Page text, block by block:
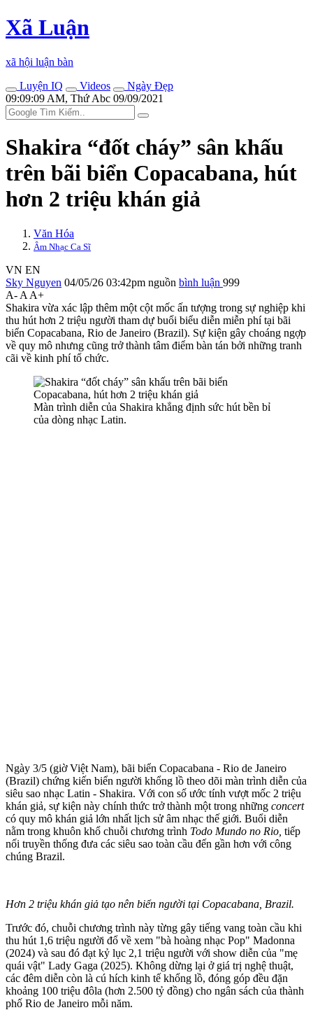
Xã Luận
xã hội luận bàn
Luyện IQ
Videos
Ngày Đẹp
09:09:09 AM, Thứ Abc 09/09/2021
Shakira “đốt cháy” sân khấu
trên bãi biển Copacabana, hút
hơn 2 triệu khán giả
Văn Hóa
Âm Nhạc Ca Sĩ
VN EN
Sky Nguyen 04/05/26 03:42pm nguồn bình luận 999
A- A A+
Shakira vừa xác lập thêm một cột mốc ấn tượng trong sự nghiệp khi
thu hút hơn 2 triệu người tham dự buổi biểu diễn miễn phí tại bãi
biển Copacabana, Rio de Janeiro (Brazil). Sự kiện gây choáng ngợp
về quy mô nhưng cũng trở thành tâm điểm bàn tán bởi những tranh
cãi về kinh phí tổ chức.
Màn trình diễn của Shakira khẳng định sức hút bền bỉ
của dòng nhạc Latin.
Ngày 3/5 (giờ Việt Nam), bãi biển Copacabana - Rio de Janeiro
(Brazil) chứng kiến biển người khổng lồ theo dõi màn trình diễn của
siêu sao nhạc Latin - Shakira. Với con số ước tính vượt mốc 2 triệu
khán giả, sự kiện này chính thức trở thành một trong những concert
có quy mô khán giả lớn nhất lịch sử âm nhạc thế giới. Buổi diễn
nằm trong khuôn khổ chuỗi chương trình Todo Mundo no Rio, tiếp
nối truyền thống đưa các siêu sao toàn cầu đến gần hơn với công
chúng Brazil.
Hơn 2 triệu khán giả tạo nên biển người tại Copacabana, Brazil.
Trước đó, chuỗi chương trình này từng gây tiếng vang toàn cầu khi
thu hút 1,6 triệu người đổ về xem "bà hoàng nhạc Pop" Madonna
(2024) và sau đó đạt kỷ lục 2,1 triệu người với show diễn của "mẹ
quái vật" Lady Gaga (2025). Không dừng lại ở giá trị nghệ thuật,
các đêm diễn còn là cú hích kinh tế khổng lồ, đóng góp đều đặn
khoảng 100 triệu đôla (hơn 2.500 tỷ đồng) cho ngân sách của thành
phố Rio de Janeiro mỗi năm.